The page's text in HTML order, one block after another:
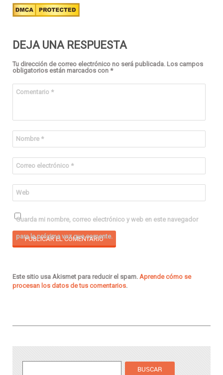
DEJA UNA RESPUESTA
Tu dirección de correo electrónico no será publicada. Los campos
obligatorios están marcados con *
Comentario *
Nombre *
Correo electrónico *
Web
Guarda mi nombre, correo electrónico y web en este navegador
para la próxima vez que comente.
Este sitio usa Akismet para reducir el spam. Aprende cómo se
procesan los datos de tus comentarios.